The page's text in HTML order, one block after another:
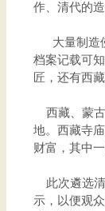
作、清代的造
大量制造佛
档案记载可
匠，还有西
西藏、蒙古
地。西藏寺
财富，其中
此次遴选清
示，以便观